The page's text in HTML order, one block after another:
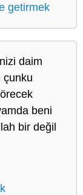
getirmek
daim
çunku
beni
bir değil